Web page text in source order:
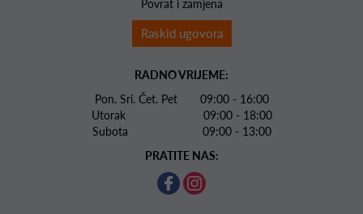
Povrat i zamjena
Raskid ugovora
RADNO VRIJEME:
Pon. Sri. Čet. Pet 09:00 - 16:00
Utorak 09:00 - 18:00
Subota 09:00 - 13:00
PRATITE NAS: